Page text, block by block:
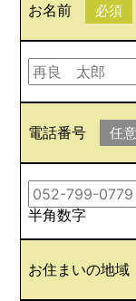
お名前 必須
電話番号 任意
半角数字
お住まいの地域